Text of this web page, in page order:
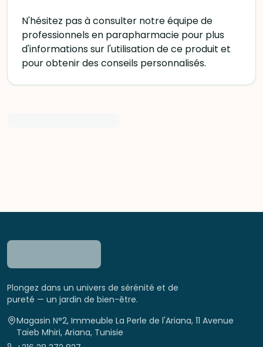
N'hésitez pas à consulter notre équipe de
professionnels en parapharmacie pour plus
d'informations sur l'utilisation de ce produit et
pour obtenir des conseils personnalisés.
Plongez dans un univers de sérénité et de
pureté — un jardin de bien-être.
Magasin N°2, Immeuble La Perle de l'Ariana, 11 Avenue
Taïeb Mhiri, Ariana, Tunisie